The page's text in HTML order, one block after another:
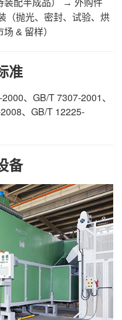
装配半成品） → 外购件
抛光、密封、试验、烘
& 留样）
准
、GB/T 7307-2001、
、GB/T 12225-
备